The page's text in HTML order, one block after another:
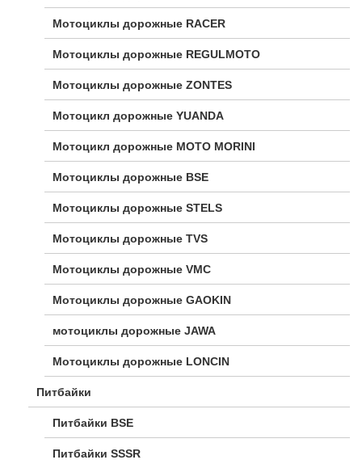
Мотоциклы дорожные RACER
Мотоциклы дорожные REGULMOTO
Мотоциклы дорожные ZONTES
Мотоцикл дорожные YUANDA
Мотоцикл дорожные МОТО MORINI
Мотоциклы дорожные BSE
Мотоциклы дорожные STELS
Мотоциклы дорожные TVS
Мотоциклы дорожные VMC
Мотоциклы дорожные GAOKIN
мотоциклы дорожные JAWA
Мотоциклы дорожные LONCIN
Питбайки
Питбайки BSE
Питбайки SSSR